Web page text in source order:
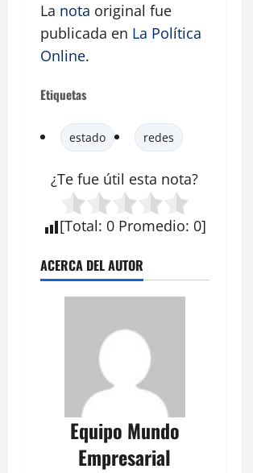
La nota original fue
publicada en La Política
Online.
Etiquetas
estado redes
¿Te fue útil esta nota?
[Total: 0 Promedio: 0]
ACERCA DEL AUTOR
Equipo Mundo
Empresarial